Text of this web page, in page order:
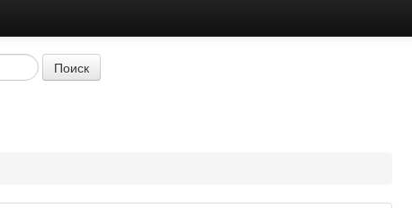
Поиск